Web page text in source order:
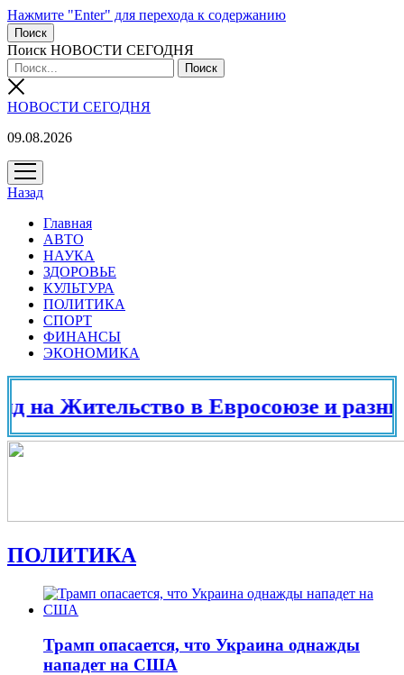
Нажмите "Enter" для перехода к содержанию
Поиск
Поиск НОВОСТИ СЕГОДНЯ
НОВОСТИ СЕГОДНЯ
09.08.2026
открыть
меню
Назад
Главная
АВТО
НАУКА
ЗДОРОВЬЕ
КУЛЬТУРА
ПОЛИТИКА
СПОРТ
ФИНАНСЫ
ЭКОНОМИКА
в Евросоюзе и разных
ПОЛИТИКА
Трамп опасается, что Украина однажды
нападет на США